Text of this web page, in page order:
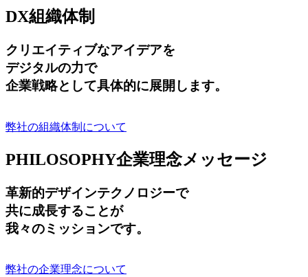
DX組織体制
クリエイティブなアイデアを
デジタルの力で
企業戦略として具体的に展開します。
弊社の組織体制について
PHILOSOPHY企業理念メッセージ
革新的デザインテクノロジーで
共に成長することが
我々のミッションです。
弊社の企業理念について